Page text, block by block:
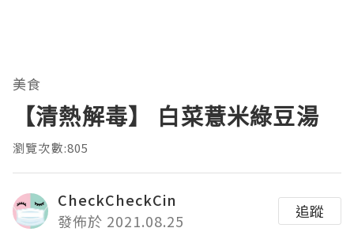
美食
【清熱解毒】 白菜薏米綠豆湯
瀏覽次數:805
CheckCheckCin
發佈於 2021.08.25
追蹤